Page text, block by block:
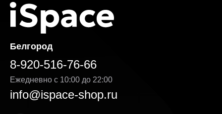
документами. Многие решают купить телефон Хуавей
благодаря удобному интерфейсу и качественным
дисплеям. Производитель предлагает решения как
для повседневного использования, так и для более
доступны устройства в цветах Gold, Blue, Gray и
других вариантах оформления. Для хранения файлов
предусмотрены разные объемы памяти, поэтому
подобрать подходящую конфигурацию можно для
работы и развлечений. Среди преимуществ
Белгород
8-920-516-76-66
Ежедневно с 10:00 до 22:00
info@ispace-shop.ru